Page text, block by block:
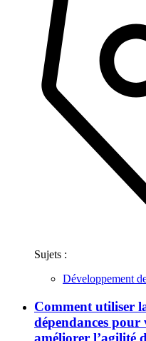
Sujets :
Développement
Comment utiliser
dépendances pour
améliorer l’agilité